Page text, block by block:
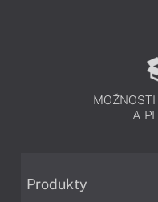
A
Produkty